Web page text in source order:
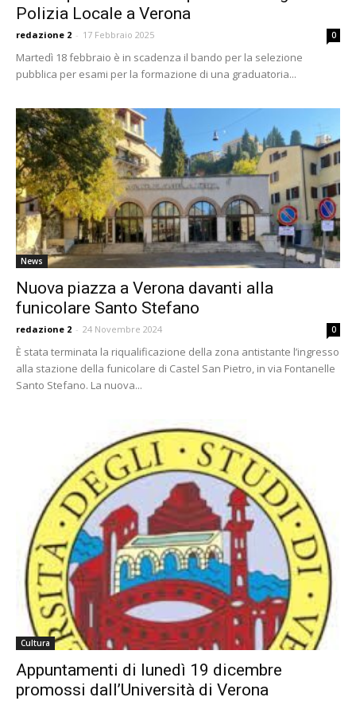
Polizia Locale a Verona
redazione 2 - 17 Febbraio 2025 0
Martedì 18 febbraio è in scadenza il bando per la selezione
pubblica per esami per la formazione di una graduatoria...
News
Nuova piazza a Verona davanti alla
funicolare Santo Stefano
redazione 2 - 24 Novembre 2024 0
È stata terminata la riqualificazione della zona antistante l’ingresso
alla stazione della funicolare di Castel San Pietro, in via Fontanelle
Santo Stefano. La nuova...
Cultura
Appuntamenti di lunedì 19 dicembre
promossi dall’Università di Verona